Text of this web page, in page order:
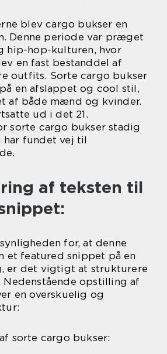
blev cargo bukser en
Denne periode var præget
hip-hop-kulturen, hvor
en fast bestanddel af
outfits. Sorte cargo bukser
en afslappet og cool stil,
af både mænd og kvinder.
ud i det 21.
sorte cargo bukser stadig
fundet vej til
af teksten til
for, at denne
et featured snippet på en
er det vigtigt at strukturere
opstilling af
en overskuelig og
sorte cargo bukser: